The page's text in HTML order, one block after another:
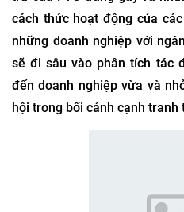
cách thức hoạt động của
những doanh nghiệp với
sẽ đi sâu vào phân tích tác
đến doanh nghiệp vừa và
hội trong bối cảnh cạnh tranh